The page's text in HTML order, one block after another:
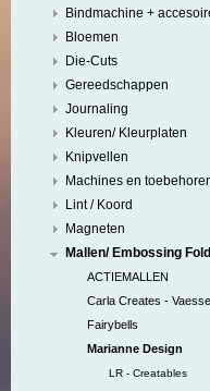
Bindmachine +
Bloemen
Die-Cuts
Gereedschappen
Journaling
Kleuren/ Kleurplaten
Knipvellen
Machines en
Lint / Koord
Magneten
Mallen/ Embossing
ACTIEMALLEN
Carla Creates -
Fairybells
Marianne Design
LR - Creatables